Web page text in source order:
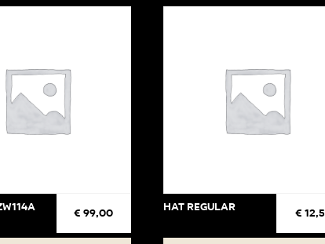
€ 99,00 Hat regular €